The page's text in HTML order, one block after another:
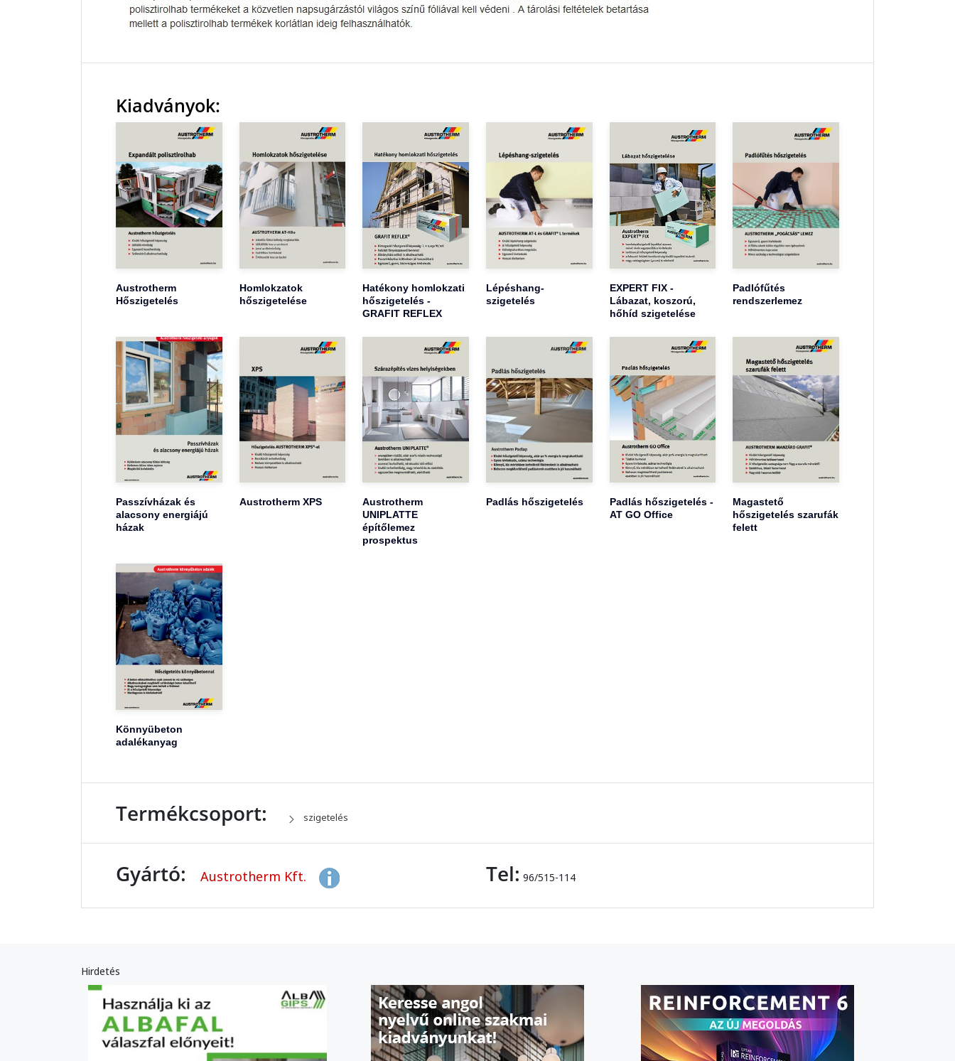
Kiadványok:
Austrotherm
Hőszigetelés
Homlokzatok
hőszigetelése
Hatékony homlokzati
hőszigetelés -
GRAFIT REFLEX
Lépéshang-
szigetelés
EXPERT FIX -
Lábazat, koszorú,
hőhíd szigetelése
Padlófűtés
rendszerlemez
Passzívházak és
alacsony energiájú
házak
Austrotherm XPS
Austrotherm
UNIPLATTE
építőlemez
prospektus
Padlás hőszigetelés
Padlás hőszigetelés -
AT GO Office
Magastető
hőszigetelés szarufák
felett
Könnyübeton
adalékanyag
Termékcsoport: szigetelés
Gyártó: Austrotherm Kft. Tel: 96/515-114
Hirdetés